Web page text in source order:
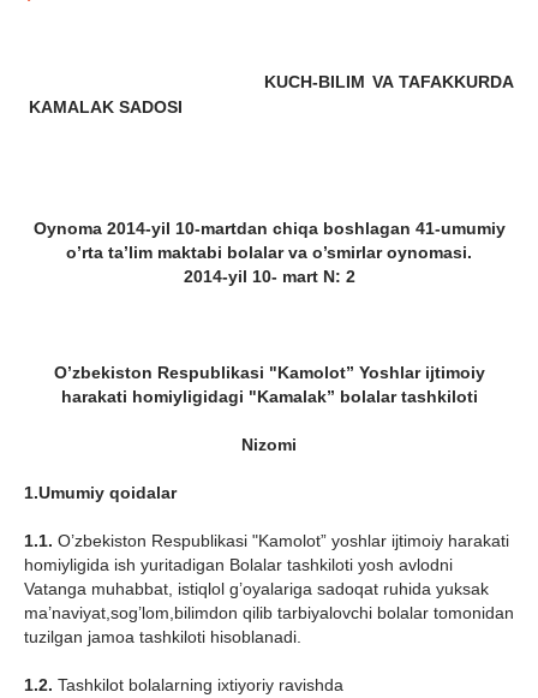
KUCH-BILIM VA TAFAKKURDA
KAMALAK SADOSI
Oynoma 2014-yil 10-martdan chiqa boshlagan 41-umumiy
o’rta ta’lim maktabi bolalar va o’smirlar oynomasi.
2014-yil 10- mart N: 2
O’zbekiston Respublikasi "Kamolot” Yoshlar ijtimoiy
harakati homiyligidagi "Kamalak” bolalar tashkiloti
Nizomi
1.Umumiy qoidalar
1.1. O’zbekiston Respublikasi "Kamolot” yoshlar ijtimoiy harakati
homiyligida ish yuritadigan Bolalar tashkiloti yosh avlodni
Vatanga muhabbat, istiqlol g’oyalariga sadoqat ruhida yuksak
ma’naviyat,sog’lom,bilimdon qilib tarbiyalovchi bolalar tomonidan
tuzilgan jamoa tashkiloti hisoblanadi.
1.2. Tashkilot bolalarning ixtiyoriy ravishda